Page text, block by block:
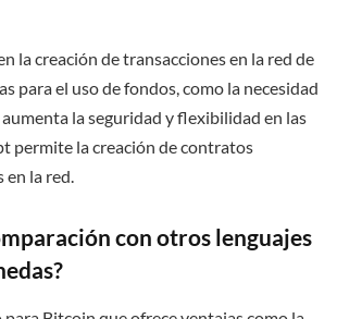
la creación de transacciones en la red de
para el uso de fondos, como la necesidad
la seguridad y flexibilidad en las
permite la creación de contratos
en la red.
con otros lenguajes